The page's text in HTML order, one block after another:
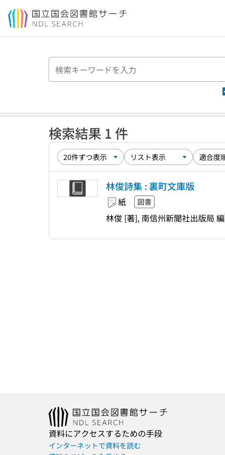
本文へ移動
検索結果 1 件
林俊詩集 : 裏町文庫版
紙 図書
林俊 [著], 南信州新聞社出版局 編
資料にアクセスするための手段
インターネットで資料を読む